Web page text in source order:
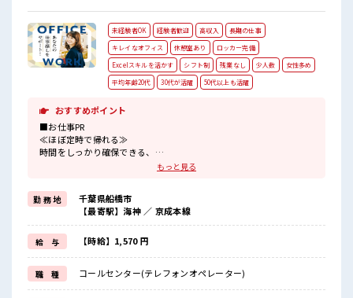
未経験者OK 経験者歓迎 高収入
長期の仕事
キレイなオフィス
休憩室あり
ロッカー完備
Excelスキルを活かす
シフト制 残業なし 少人数
女性多め
平均年齢20代
30代が活躍 50代以上も活躍
おすすめポイント
■お仕事PR
≪ほぼ定時で帰れる≫
時間をしっかり確保できる、
≪女性も仕事をしやすい職場≫
もちろん男性の応募も歓迎！
≪未経験の方も大カンゲイ≫
新しいことにチャレンジするのは不安だけど、
しっかり働く環境が整っています！
イチからスキルUP・ステップUP目指していきましょう！
≪自分に向いている仕事が探せる≫
困った事などがあれば、
担当がしっかりサポートします！
もっと見る
勤 務 地
千葉県船橋市
【最寄駅】海神 ／ 京成本線
給 与 【時給】1,570 円
職 種 コールセンター(テレフォンオペレーター)